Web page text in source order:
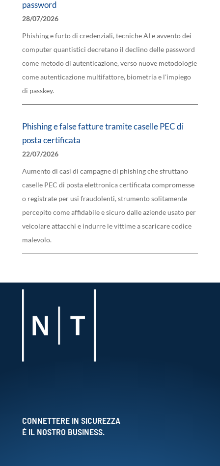
password
28/07/2026
Phishing e furto di credenziali, tecniche AI e avvento dei
computer quantistici decretano il declino delle password
come metodo di autenticazione, verso nuove metodologie
come autenticazione multifattore, biometria e l'impiego
di passkey.
Phishing e false fatture tramite caselle PEC di
posta certificata
22/07/2026
Aumento di casi di campagne di phishing che sfruttano
caselle PEC di posta elettronica certificata compromesse
o registrate per usi fraudolenti, strumento solitamente
percepito come affidabile e sicuro dalle aziende usato per
veicolare attacchi e indurre le vittime a scaricare codice
malevolo.
CONNETTERE IN SICUREZZA
È IL NOSTRO BUSINESS.